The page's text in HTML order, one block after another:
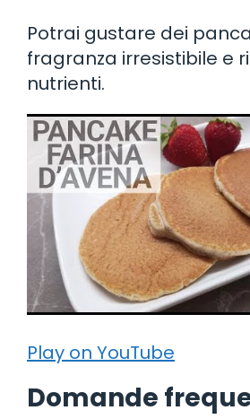
Potrai gustare dei
fragranza irresistibile e
nutrienti.
Play on YouTube
Domande